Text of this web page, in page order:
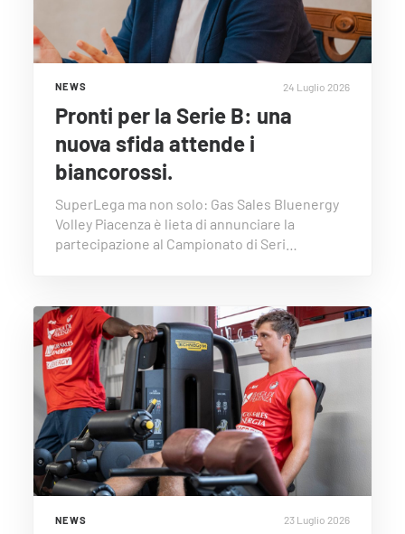
NEWS 24 Luglio 2026
Pronti per la Serie B: una
nuova sfida attende i
biancorossi.
SuperLega ma non solo: Gas Sales Bluenergy
Volley Piacenza è lieta di annunciare la
partecipazione al Campionato di Seri…
NEWS 23 Luglio 2026